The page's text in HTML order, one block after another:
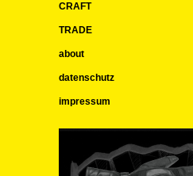
CRAFT
TRADE
about
datenschutz
impressum